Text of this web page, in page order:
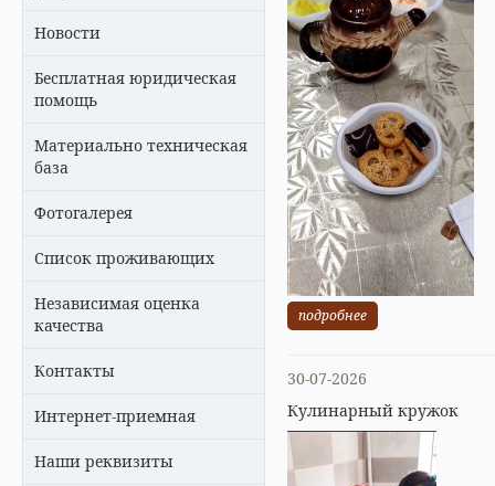
Новости
Бесплатная юридическая
помощь
Материально техническая
база
Фотогалерея
Список проживающих
Независимая оценка
качества
Контакты
Интернет-приемная
Наши реквизиты
подробнее
30-07-2026
Кулинарный кружок